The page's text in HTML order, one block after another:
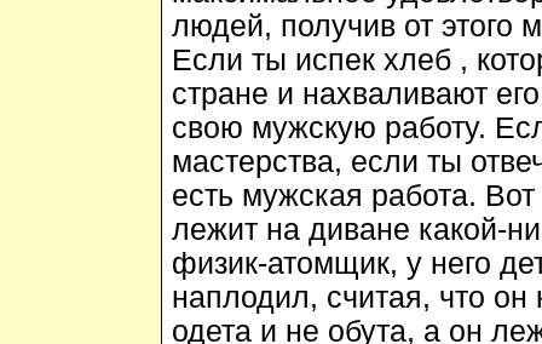
людей, получив от этого
Если ты испек хлеб ,
стране и нахваливают
свою мужскую работу.
мастерства, если ты
есть мужская работа.
лежит на диване какой-
физик-атомщик, у него
наплодил, считая, что он
одета и не обута, а он